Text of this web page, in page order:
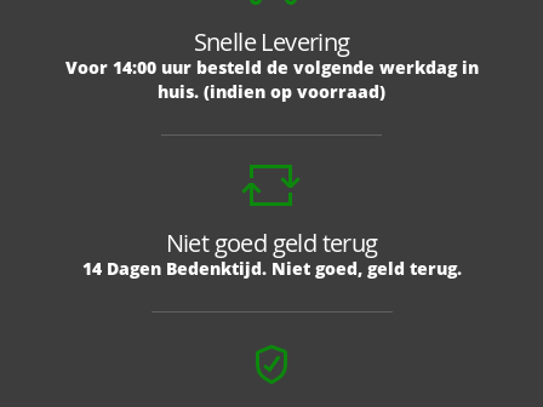
Snelle Levering
Voor 14:00 uur besteld de volgende werkdag in
huis. (indien op voorraad)
Niet goed geld terug
14 Dagen Bedenktijd. Niet goed, geld terug.